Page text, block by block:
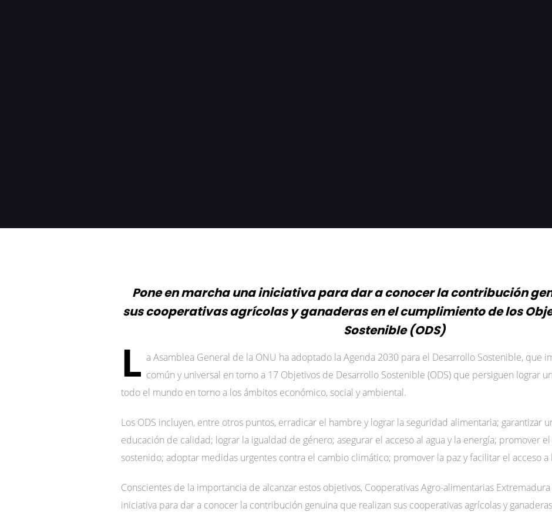
Pone en marcha una iniciativa para dar a conocer la contribución
sus cooperativas agrícolas y ganaderas en el cumplimiento de los
Sostenible (ODS)
L a Asamblea General de la ONU ha adoptado la Agenda 2030 para el Desarrollo Sostenible, que
común y universal en torno a 17 Objetivos de Desarrollo Sostenible (ODS) que persiguen lograr
todo el mundo en torno a los ámbitos económico, social y ambiental.
Los ODS incluyen, entre otros puntos, erradicar el hambre y lograr la seguridad alimentaria; garantizar
educación de calidad; lograr la igualdad de género; asegurar el acceso al agua y la energía; promover
sostenido; adoptar medidas urgentes contra el cambio climático; promover la paz y facilitar el acceso a
Conscientes de la importancia de alcanzar estos objetivos, Cooperativas Agro-alimentarias
iniciativa para dar a conocer la contribución genuina que realizan sus cooperativas agrícolas y